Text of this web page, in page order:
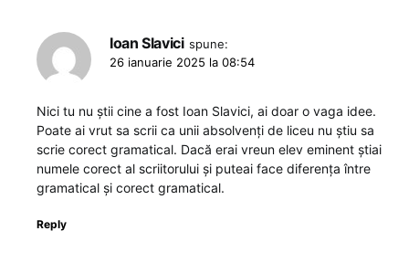
Ioan Slavici spune:
26 ianuarie 2025 la 08:54
Nici tu nu știi cine a fost Ioan Slavici, ai doar o vaga idee.
Poate ai vrut sa scrii ca unii absolvenți de liceu nu știu sa
scrie corect gramatical. Dacă erai vreun elev eminent știai
numele corect al scriitorului și puteai face diferența între
gramatical și corect gramatical.
Reply